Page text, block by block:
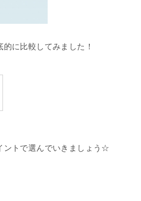
に比較してみました！
ントで選んでいきましょう☆